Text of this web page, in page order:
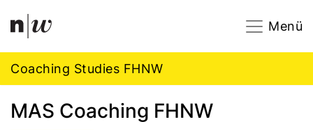
Navigation
Menü
Coaching Studies FHNW
MAS Coaching FHNW
Footer